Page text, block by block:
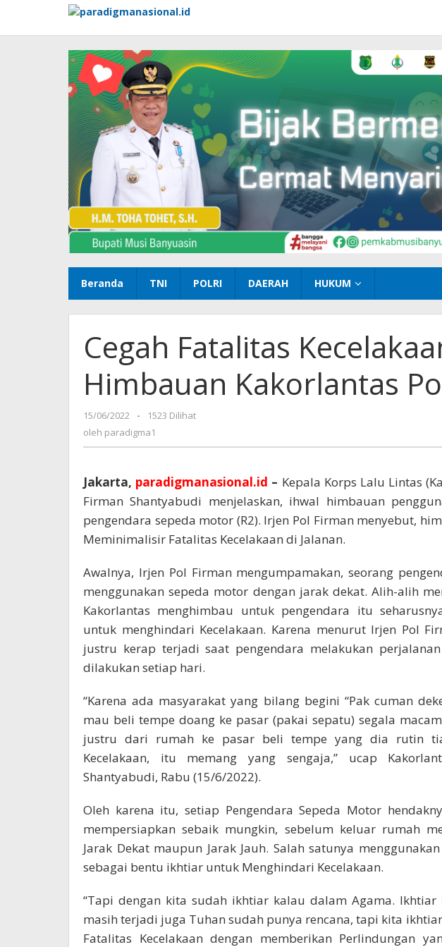
konten
Beranda TNI POLRI DAERAH HUKUM
Cegah Fatalitas
Himbauan Kakorlantas
15/06/2022
oleh
paradigma1
-
1523 Dilihat
oleh paradigma1
Jakarta, paradigmanasional.id – Kepala Korps Lalu Lintas
Firman Shantyabudi menjelaskan, ihwal himbauan
pengendara sepeda motor (R2). Irjen Pol Firman menyebut,
Meminimalisir Fatalitas Kecelakaan di Jalanan.
Awalnya, Irjen Pol Firman mengumpamakan, seorang
menggunakan sepeda motor dengan jarak dekat. Alih-alih
Kakorlantas menghimbau untuk pengendara itu
untuk menghindari Kecelakaan. Karena menurut Irjen Pol
justru kerap terjadi saat pengendara melakukan
dilakukan setiap hari.
“Karena ada masyarakat yang bilang begini “Pak cuman
mau beli tempe doang ke pasar (pakai sepatu) segala
justru dari rumah ke pasar beli tempe yang dia rutin
Kecelakaan, itu memang yang sengaja,” ucap
Shantyabudi, Rabu (15/6/2022).
Oleh karena itu, setiap Pengendara Sepeda Motor
mempersiapkan sebaik mungkin, sebelum keluar rumah
Jarak Dekat maupun Jarak Jauh. Salah satunya
sebagai bentu ikhtiar untuk Menghindari Kecelakaan.
“Tapi dengan kita sudah ikhtiar kalau dalam Agama.
masih terjadi juga Tuhan sudah punya rencana, tapi kita
Fatalitas Kecelakaan dengan memberikan Perlindungan